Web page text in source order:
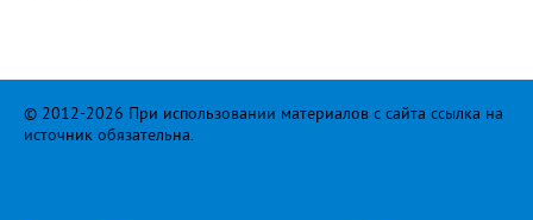
© 2012-2026 При использовании материалов с сайта ссылка на
источник обязательна.